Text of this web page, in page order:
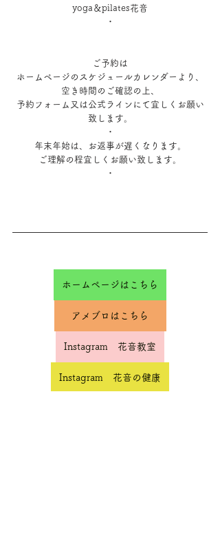
⁡yoga＆pilates花音
・
ご予約は
ホームページのスケジュールカレンダーより、
空き時間のご確認の上、
予約フォーム又は公式ラインにて宜しくお願い
致します。
・
年末年始は、お返事が遅くなります。
ご理解の程宜しくお願い致します。
・
ホームページはこちら
アメブロはこちら
Instagram 花音教室
Instagram 花音の健康